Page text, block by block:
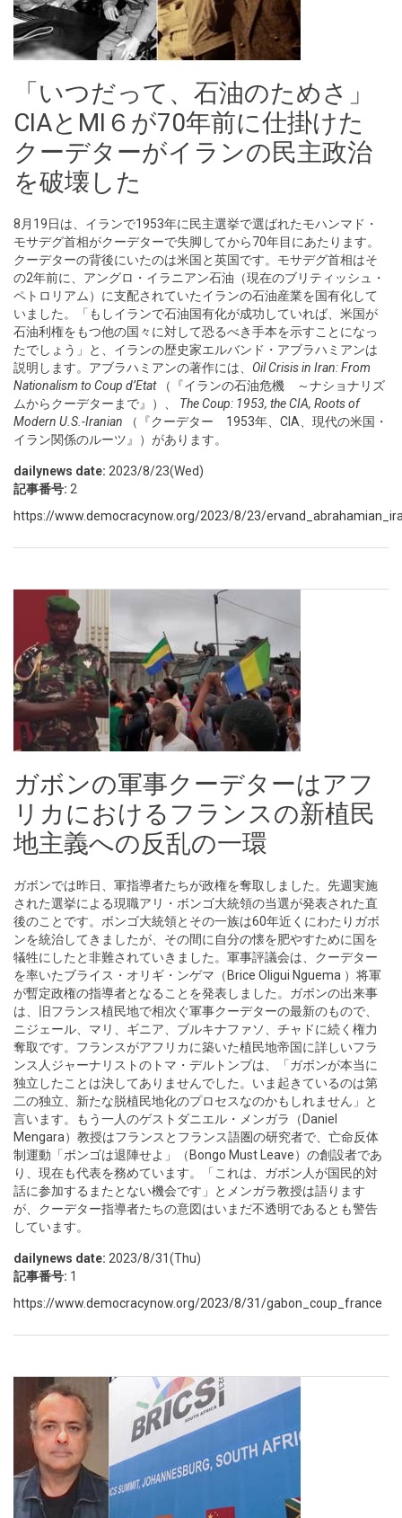
「いつだって、石油のためさ」
CIAとMI６が70年前に仕掛けた
クーデターがイランの民主政治
を破壊した
8月19日は、イランで1953年に民主選挙で選ばれたモハンマド・
モサデグ首相がクーデターで失脚してから70年目にあたります。
クーデターの背後にいたのは米国と英国です。モサデグ首相はそ
の2年前に、アングロ・イラニアン石油（現在のブリティッシュ・
ペトロリアム）に支配されていたイランの石油産業を国有化して
いました。「もしイランで石油国有化が成功していれば、米国が
石油利権をもつ他の国々に対して恐るべき手本を示すことになっ
たでしょう」と、イランの歴史家エルバンド・アブラハミアンは
説明します。アブラハミアンの著作には、 Oil Crisis in Iran: From
Nationalism to Coup d’Etat
（『イランの石油危機 ～ナショナリズ
ムからクーデターまで』）、 The Coup: 1953, the CIA, Roots of
Modern U.S.-Iranian
（『クーデター 1953年、CIA、現代の米国・
イラン関係のルーツ』）があります。
dailynews date: 2023/8/23(Wed)
記事番号: 2
https://www.democracynow.org/2023/8/23/
ガボンの軍事クーデターはアフ
リカにおけるフランスの新植民
地主義への反乱の一環
ガボンでは昨日、軍指導者たちが政権を奪取しました。先週実施
された選挙による現職アリ・ボンゴ大統領の当選が発表された直
後のことです。ボンゴ大統領とその一族は60年近くにわたりガボ
ンを統治してきましたが、その間に自分の懐を肥やすために国を
犠牲にしたと非難されていきました。軍事評議会は、クーデター
を率いたブライス・オリギ・ンゲマ（Brice Oligui Nguema ）将軍
が暫定政権の指導者となることを発表しました。ガボンの出来事
は、旧フランス植民地で相次ぐ軍事クーデターの最新のもので、
ニジェール、マリ、ギニア、ブルキナファソ、チャドに続く権力
奪取です。フランスがアフリカに築いた植民地帝国に詳しいフラ
ンス人ジャーナリストのトマ・デルトンブは、「ガボンが本当に
独立したことは決してありませんでした。いま起きているのは第
二の独立、新たな脱植民地化のプロセスなのかもしれません」と
言います。もう一人のゲストダニエル・メンガラ（Daniel
Mengara）教授はフランスとフランス語圏の研究者で、亡命反体
制運動「ボンゴは退陣せよ」（Bongo Must Leave）の創設者であ
り、現在も代表を務めています。「これは、ガボン人が国民的対
話に参加するまたとない機会です」とメンガラ教授は語ります
が、クーデター指導者たちの意図はいまだ不透明であるとも警告
しています。
dailynews date: 2023/8/31(Thu)
記事番号: 1
https://www.democracynow.org/2023/8/31/gabon_coup_france